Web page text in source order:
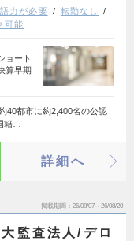
力が必要
転勤なし
可能
ョート
算早期
40都市に約2,400名の公認
籍…
詳細へ
掲載期間 26/08/07～26/08/20
監査法人/デロ